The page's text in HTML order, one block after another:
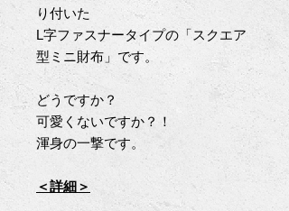
り付いた
L字ファスナータイプの「スクエア
型ミニ財布」です。
どうですか？
可愛くないですか？！
渾身の一撃です。
＜詳細＞